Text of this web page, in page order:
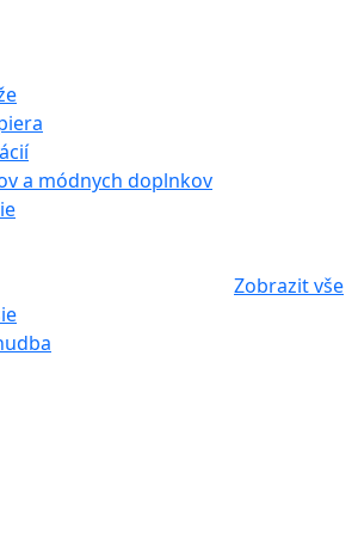
a módnych doplnkov
Zobrazit vše